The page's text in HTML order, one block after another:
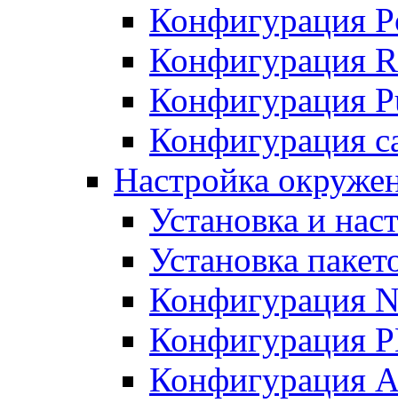
Конфигурация
Конфигурация
Конфигурация
Конфигурация
Настройка
Установка и
Установка
Конфигурация
Конфигурация
Конфигурация